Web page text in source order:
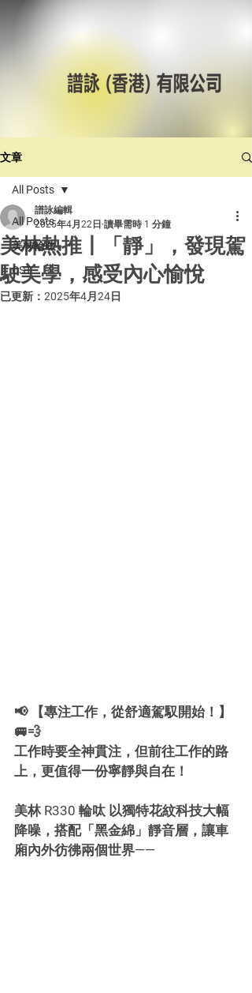
文章
All Posts
美林輪呔
CST
All Posts
美林熱推丨「靜」，發現駕
駛美學，感受內心愉悅
譜詠編輯
2025年4月22日 讀畢需時 1 分鐘
已更新： 2025年4月24日
📢 【專注工作，從舒適駕馭開始！】
🚐💨
工作時要全神貫注，但前往工作的路
上，更值得一份寧靜與自在！
美林 R330 輪呔 以獨特花紋科技大幅
降噪，搭配「黑金綿」靜音層，讓車
廂內外彷彿兩個世界——